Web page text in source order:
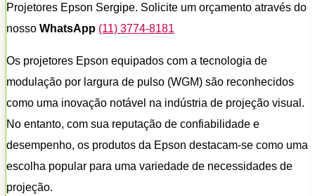
Projetores Epson Sergipe. Solicite um orçamento através do
nosso WhatsApp (11) 3774-8181
Os projetores Epson equipados com a tecnologia de
modulação por largura de pulso (WGM) são reconhecidos
como uma inovação notável na indústria de projeção visual.
No entanto, com sua reputação de confiabilidade e
desempenho, os produtos da Epson destacam-se como uma
escolha popular para uma variedade de necessidades de
projeção.